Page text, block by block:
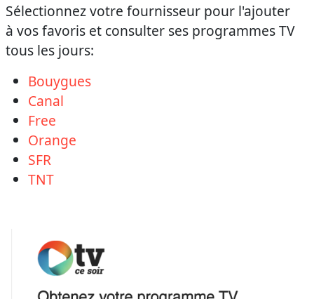
Sélectionnez votre fournisseur pour l'ajouter
à vos favoris et consulter ses programmes TV
tous les jours:
Bouygues
Canal
Free
Orange
SFR
TNT